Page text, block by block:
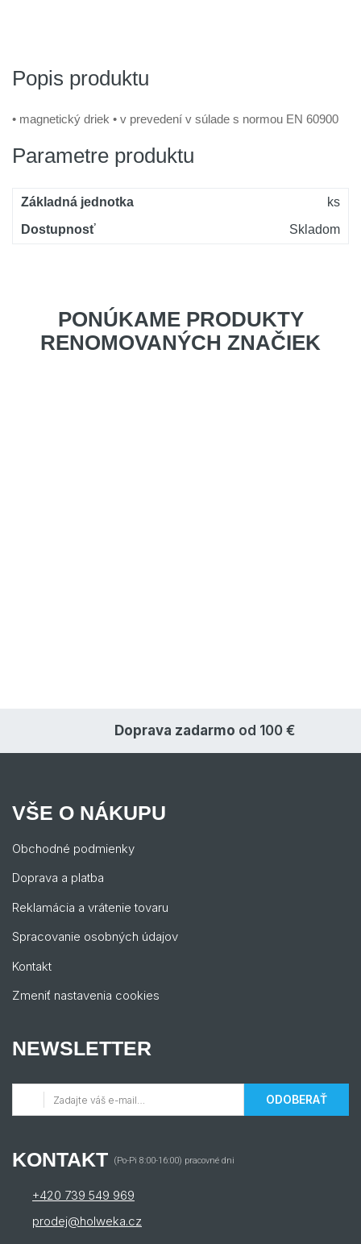
Popis produktu
• magnetický driek • v prevedení v súlade s normou EN 60900
Parametre produktu
Základná jednotka
ks
Dostupnosť
Skladom
PONÚKAME PRODUKTY
RENOMOVANÝCH ZNAČIEK
Doprava zadarmo od 100 €
VŠE O NÁKUPU
Obchodné podmienky
Doprava a platba
Reklamácia a vrátenie tovaru
Spracovanie osobných údajov
Kontakt
Zmeniť nastavenia cookies
NEWSLETTER
ODOBERAŤ
KONTAKT (Po-Pi 8:00-16:00) pracovné dni
+420 739 549 969
prodej@holweka.cz